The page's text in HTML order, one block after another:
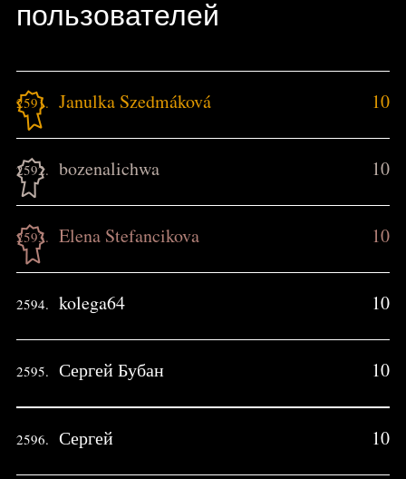
пользователей
2591. Janulka Szedmáková 10
2592. bozenalichwa 10
2593. Elena Stefancikova 10
2594. kolega64 10
2595. Сергей Бубан 10
2596. Сергей 10